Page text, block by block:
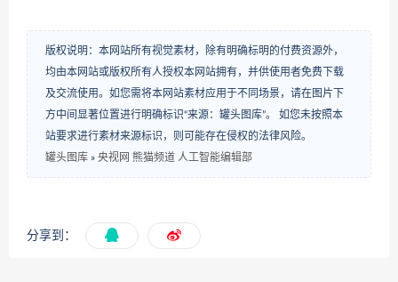
版权说明：本网站所有视觉素材，除有明确标明的付费资源外，
均由本网站或版权所有人授权本网站拥有，并供使用者免费下载
及交流使用。如您需将本网站素材应用于不同场景，请在图片下
方中间显著位置进行明确标识“来源：罐头图库”。 如您未按照本
站要求进行素材来源标识，则可能存在侵权的法律风险。
罐头图库 » 央视网 熊猫频道 人工智能编辑部
分享到：